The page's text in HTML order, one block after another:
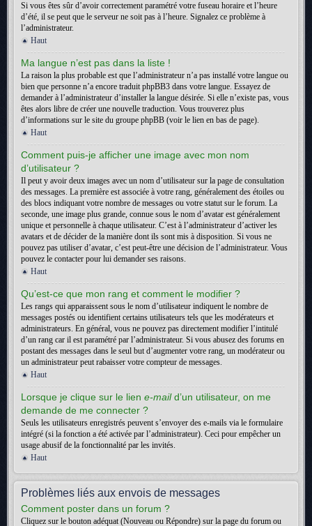
Si vous êtes sûr d’avoir correctement paramétré votre fuseau horaire et l’heure
d’été, il se peut que le serveur ne soit pas à l’heure. Signalez ce problème à
l’administrateur.
Haut
Ma langue n’est pas dans la liste !
La raison la plus probable est que l’administrateur n’a pas installé votre langue ou
bien que personne n’a encore traduit phpBB3 dans votre langue. Essayez de
demander à l’administrateur d’installer la langue désirée. Si elle n’existe pas, vous
êtes alors libre de créer une nouvelle traduction. Vous trouverez plus
d’informations sur le site du groupe phpBB (voir le lien en bas de page).
Haut
Comment puis-je afficher une image avec mon nom
d’utilisateur ?
Il peut y avoir deux images avec un nom d’utilisateur sur la page de consultation
des messages. La première est associée à votre rang, généralement des étoiles ou
des blocs indiquant votre nombre de messages ou votre statut sur le forum. La
seconde, une image plus grande, connue sous le nom d’avatar est généralement
unique et personnelle à chaque utilisateur. C’est à l’administrateur d’activer les
avatars et de décider de la manière dont ils sont mis à disposition. Si vous ne
pouvez pas utiliser d’avatar, c’est peut-être une décision de l’administrateur. Vous
pouvez le contacter pour lui demander ses raisons.
Haut
Qu’est-ce que mon rang et comment le modifier ?
Les rangs qui apparaissent sous le nom d’utilisateur indiquent le nombre de
messages postés ou identifient certains utilisateurs tels que les modérateurs et
administrateurs. En général, vous ne pouvez pas directement modifier l’intitulé
d’un rang car il est paramétré par l’administrateur. Si vous abusez des forums en
postant des messages dans le seul but d’augmenter votre rang, un modérateur ou
un administrateur peut rabaisser votre compteur de messages.
Haut
Lorsque je clique sur le lien e-maild’un utilisateur, on me
demande de me connecter ?
Seuls les utilisateurs enregistrés peuvent s’envoyer des e-mails via le formulaire
intégré (si la fonction a été activée par l’administrateur). Ceci pour empêcher un
usage abusif de la fonctionnalité par les invités.
Haut
Problèmes liés aux envois de messages
Comment poster dans un forum ?
Cliquez sur le bouton adéquat (Nouveau ou Répondre) sur la page du forum ou